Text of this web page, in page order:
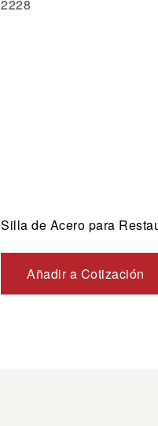
Silla de Acero para
Añadir a Cotización